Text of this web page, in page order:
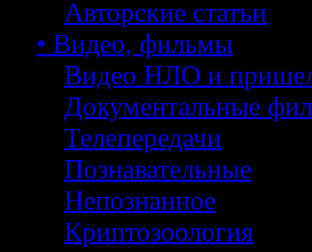
Авторские статьи
• Видео, фильмы
Видео НЛО и
Документальные
Телепередачи
Познавательные
Непознанное
Криптозоология